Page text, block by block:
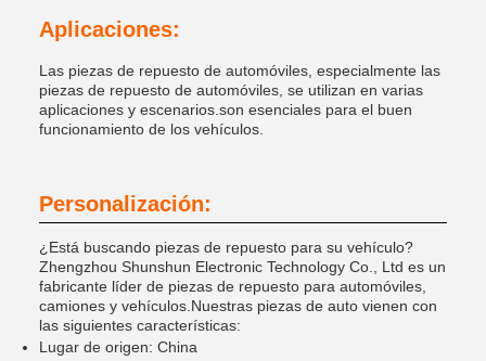
Aplicaciones:
Las piezas de repuesto de automóviles, especialmente las
piezas de repuesto de automóviles, se utilizan en varias
aplicaciones y escenarios.son esenciales para el buen
funcionamiento de los vehículos.
Personalización:
¿Está buscando piezas de repuesto para su vehículo?
Zhengzhou Shunshun Electronic Technology Co., Ltd es un
fabricante líder de piezas de repuesto para automóviles,
camiones y vehículos.Nuestras piezas de auto vienen con
las siguientes características:
Lugar de origen: China